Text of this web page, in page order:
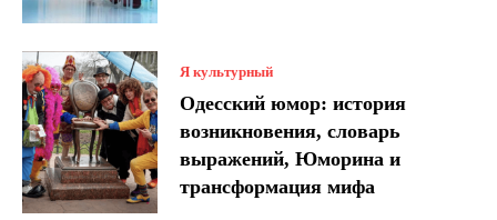
Я культурный
Одесский юмор: история
возникновения, словарь
выражений, Юморина и
трансформация мифа